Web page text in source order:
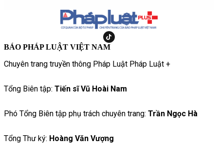
BÁO PHÁP LUẬT VIỆT NAM
Chuyên trang truyền thông Pháp Luật Pháp Luật +
Tổng Biên tập: Tiến sĩ Vũ Hoài Nam
Phó Tổng Biên tập phụ trách chuyên trang: Trần Ngọc Hà
Tổng Thư ký: Hoàng Văn Vượng